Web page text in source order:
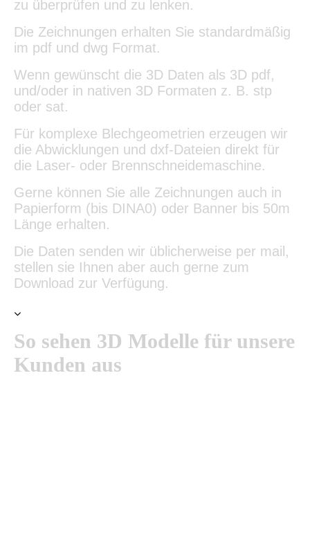
zu überprüfen und zu lenken.
Die Zeichnungen erhalten Sie standardmäßig
im pdf und dwg Format.
Wenn gewünscht die 3D Daten als 3D pdf,
und/oder in nativen 3D Formaten z. B. stp
oder sat.
Für komplexe Blechgeometrien erzeugen wir
die Abwicklungen und dxf-Dateien direkt für
die Laser- oder Brennschneidemaschine.
Gerne können Sie alle Zeichnungen auch in
Papierform (bis DINA0) oder Banner bis 50m
Länge erhalten.
Die Daten senden wir üblicherweise per mail,
stellen sie Ihnen aber auch gerne zum
Download zur Verfügung.
So sehen 3D Modelle für unsere
Kunden aus